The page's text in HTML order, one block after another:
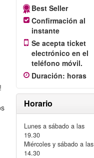
Best Seller
Confirmación al
instante
Se acepta ticket
electrónico en el
teléfono móvil.
Duración: horas
Horario
Lunes a sábado a las
19.30
Miércoles y sábado a las
14.30